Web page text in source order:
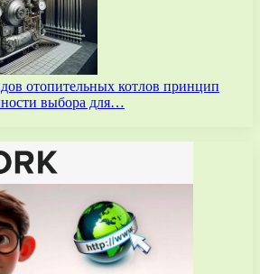
отопительных котлов принцип
выбора для…